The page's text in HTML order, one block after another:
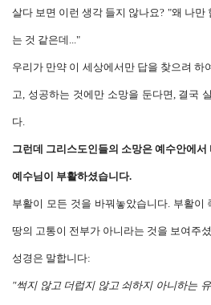
살다 보면 이런 생각 들지 않나요? "왜 나만
는 것 같은데..."
우리가 만약 이 세상에서만 답을 찾으려 하
고, 성공하는 것에만 소망을 둔다면, 결국
다.
그런데 그리스도인들의 소망은 예수안에서
예수님이 부활하셨습니다.
부활이 모든 것을 바꿔놓았습니다. 부활이
땅의 고통이 전부가 아니라는 것을 보여주
성경은 말합니다:
"썩지 않고 더럽지 않고 쇠하지 아니하는